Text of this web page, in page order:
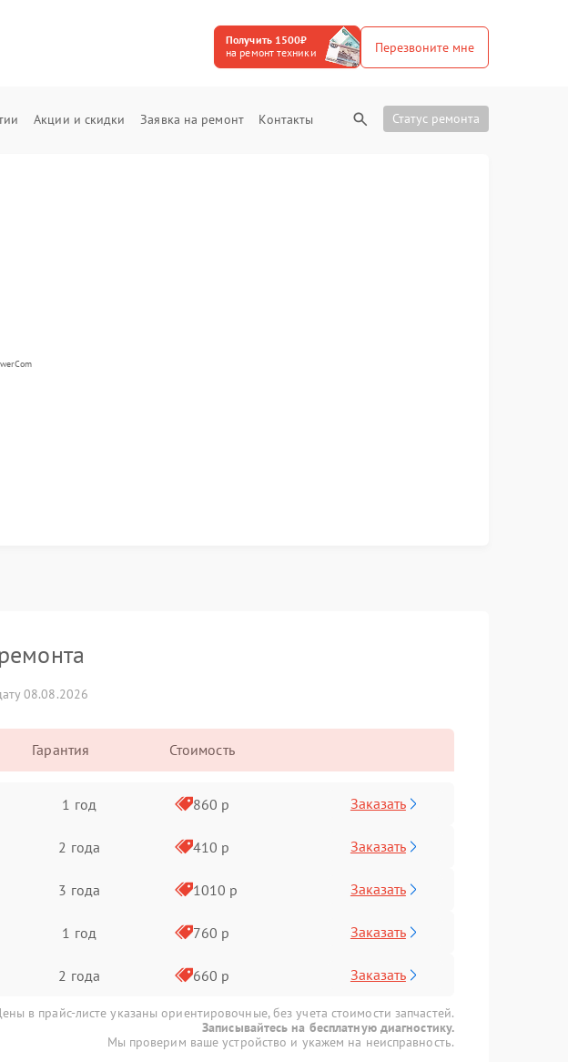
Получить 1500₽
на ремонт техники
Перезвоните мне
Акции и скидки Заявка на ремонт Контакты Статус ремонта
08.08.2026
Гарантия Стоимость
1 год 860 р Заказать
2 года 410 р Заказать
3 года 1010 р Заказать
1 год 760 р Заказать
2 года 660 р Заказать
в прайс-листе указаны ориентировочные, без учета стоимости запчастей.
Записывайтесь на бесплатную диагностику.
Мы проверим ваше устройство и укажем на неисправность.